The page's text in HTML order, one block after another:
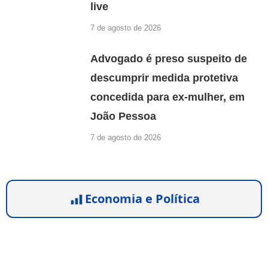
live
7 de agosto de 2026
Advogado é preso suspeito de
descumprir medida protetiva
concedida para ex-mulher, em
João Pessoa
7 de agosto de 2026
Economia e Política